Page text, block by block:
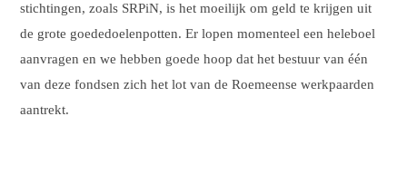
stichtingen, zoals SRPiN, is het moeilijk om geld te krijgen uit
de grote goededoelenpotten. Er lopen momenteel een heleboel
aanvragen en we hebben goede hoop dat het bestuur van één
van deze fondsen zich het lot van de Roemeense werkpaarden
aantrekt.